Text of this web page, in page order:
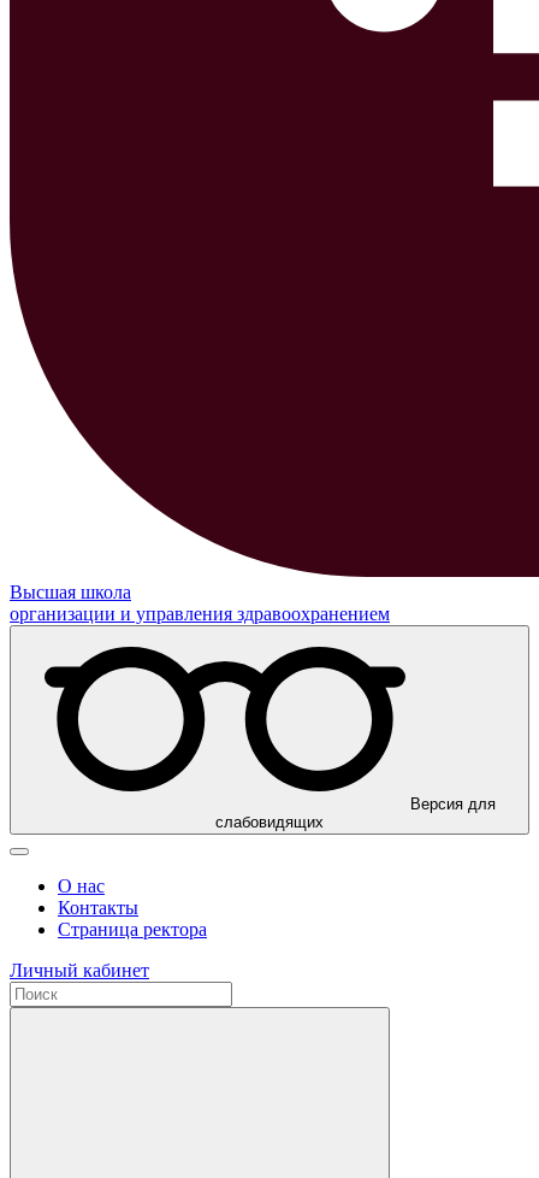
Высшая школа
организации и управления здравоохранением
Версия для
слабовидящих
О нас
Контакты
Страница ректора
Личный кабинет